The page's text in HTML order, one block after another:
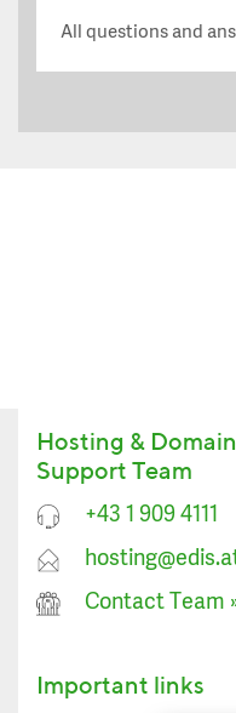
All questions and
Hosting & Domain
Support Team
+43 1 909 4111
Contact Team
Important links